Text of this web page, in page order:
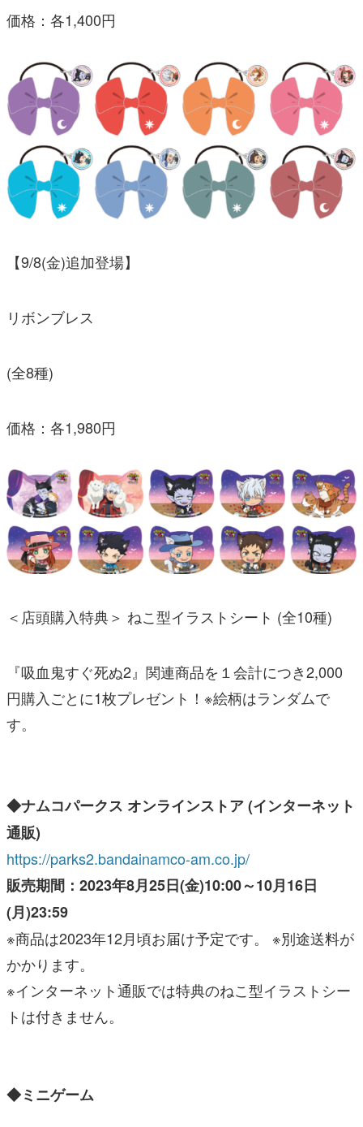
価格：各1,400円
【9/8(金)追加登場】
リボンブレス
(全8種)
価格：各1,980円
＜店頭購入特典＞ ねこ型イラストシート (全10種)
『吸血鬼すぐ死ぬ2』関連商品を１会計につき2,000
円購入ごとに1枚プレゼント！※絵柄はランダムで
す。
◆ナムコパークス オンラインストア (インターネット
通販)
https://parks2.bandainamco-am.co.jp/
販売期間：2023年8月25日(金)10:00～10月16日
(月)23:59
※商品は2023年12月頃お届け予定です。 ※別途送料が
かかります。
※インターネット通販では特典のねこ型イラストシー
トは付きません。
◆ミニゲーム